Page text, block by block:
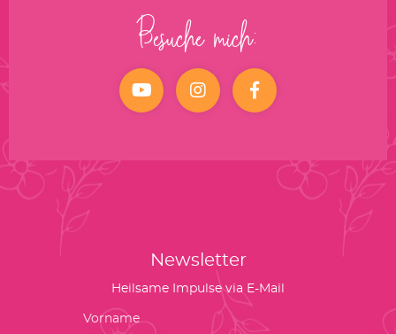
Besuche mich:
YouTube Instagramfacebook
Newsletter
Heilsame Impulse via E-Mail